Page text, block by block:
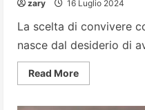
zary 16 Luglio 2024
La scelta di convivere
nasce dal desiderio di
Read MoreRead
more